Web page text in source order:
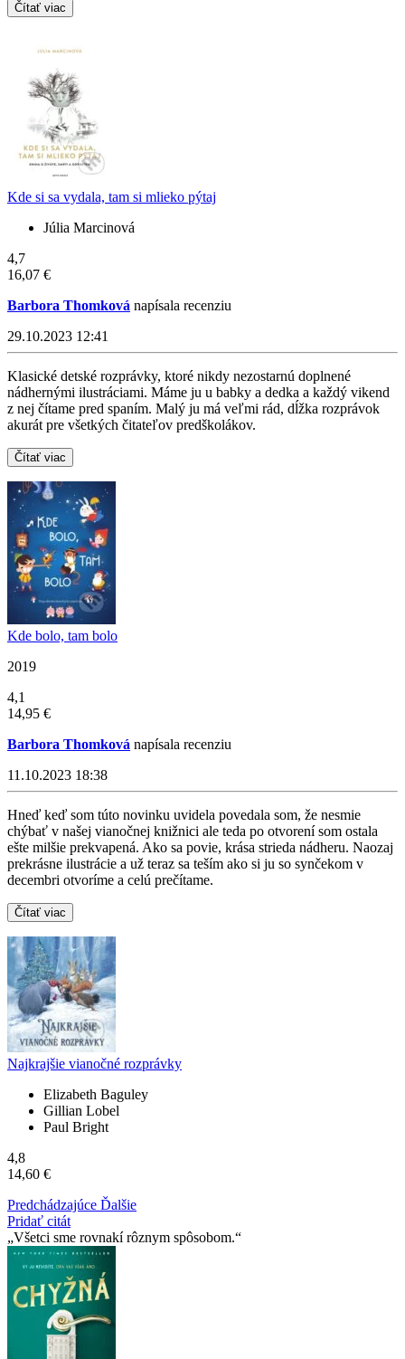
Čítať viac
Kde si sa vydala, tam si mlieko pýtaj
Júlia Marcinová
4,7
16,07 €
Barbora Thomková napísala recenziu
29.10.2023 12:41
Klasické detské rozprávky, ktoré nikdy nezostarnú doplnené
nádhernými ilustráciami. Máme ju u babky a dedka a každý vikend
z nej čítame pred spaním. Malý ju má veľmi rád, dĺžka rozprávok
akurát pre všetkých čitateľov predškolákov.
Čítať viac
Kde bolo, tam bolo
2019
4,1
14,95 €
Barbora Thomková napísala recenziu
11.10.2023 18:38
Hneď keď som túto novinku uvidela povedala som, že nesmie
chýbať v našej vianočnej knižnici ale teda po otvorení som ostala
ešte milšie prekvapená. Ako sa povie, krása strieda nádheru. Naozaj
prekrásne ilustrácie a už teraz sa teším ako si ju so synčekom v
decembri otvoríme a celú prečítame.
Čítať viac
Najkrajšie vianočné rozprávky
Elizabeth Baguley
Gillian Lobel
Paul Bright
4,8
14,60 €
Predchádzajúce Ďalšie
Pridať citát
Všetci sme rovnakí rôznym spôsobom.